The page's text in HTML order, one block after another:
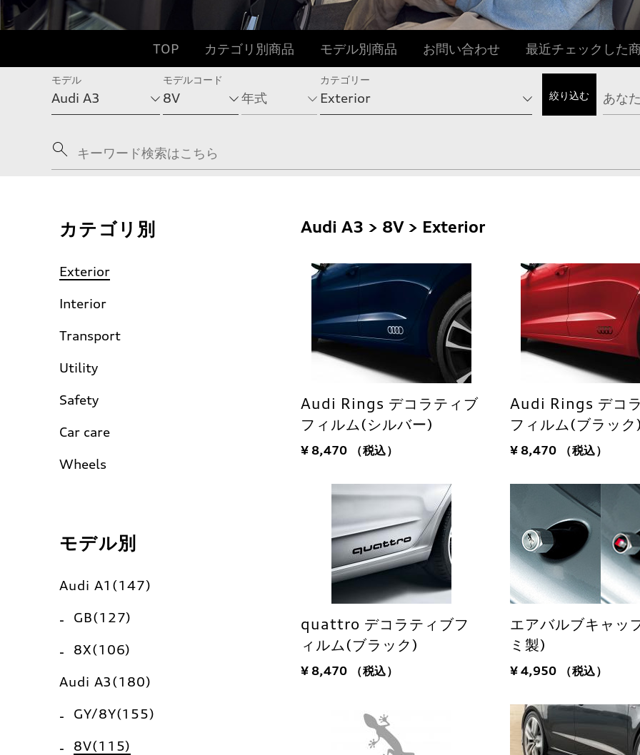
TOP カテゴリ別商品 モデル別商品 お問い合わせ 最近チェックした
モデル モデルコード カテゴリー
カテゴリ別
Exterior
Interior
Transport
Utility
Safety
Car care
Wheels
モデル別
Audi A1(147)
GB(127)
8X(106)
Audi A3(180)
GY/8Y(155)
8V(115)
Audi A3 > 8V > Exterior
Audi Rings デコラティブ
フィルム(シルバー)
¥ 8,470 （税込）
Audi Rings デコ
フィルム(ブラック)
¥ 8,470 （税込）
quattro デコラティブフ
ィルム(ブラック)
¥ 8,470 （税込）
エアバルブキャッ
ミ製)
¥ 4,950 （税込）